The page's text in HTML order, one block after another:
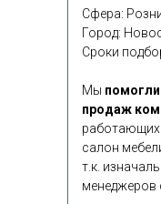
Сфера:
Город:
Сроки
Мы
продаж
работающих
салон
т.к.
менеджеров